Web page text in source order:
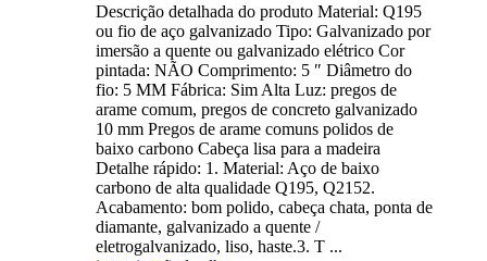
Descrição detalhada do produto Material: Q195
ou fio de aço galvanizado Tipo: Galvanizado por
imersão a quente ou galvanizado elétrico Cor
pintada: NÃO Comprimento: 5 ″ Diâmetro do
fio: 5 MM Fábrica: Sim Alta Luz: pregos de
arame comum, pregos de concreto galvanizado
10 mm Pregos de arame comuns polidos de
baixo carbono Cabeça lisa para a madeira
Detalhe rápido: 1. Material: Aço de baixo
carbono de alta qualidade Q195, Q2152.
Acabamento: bom polido, cabeça chata, ponta de
diamante, galvanizado a quente /
eletrogalvanizado, liso, haste.3. T ...